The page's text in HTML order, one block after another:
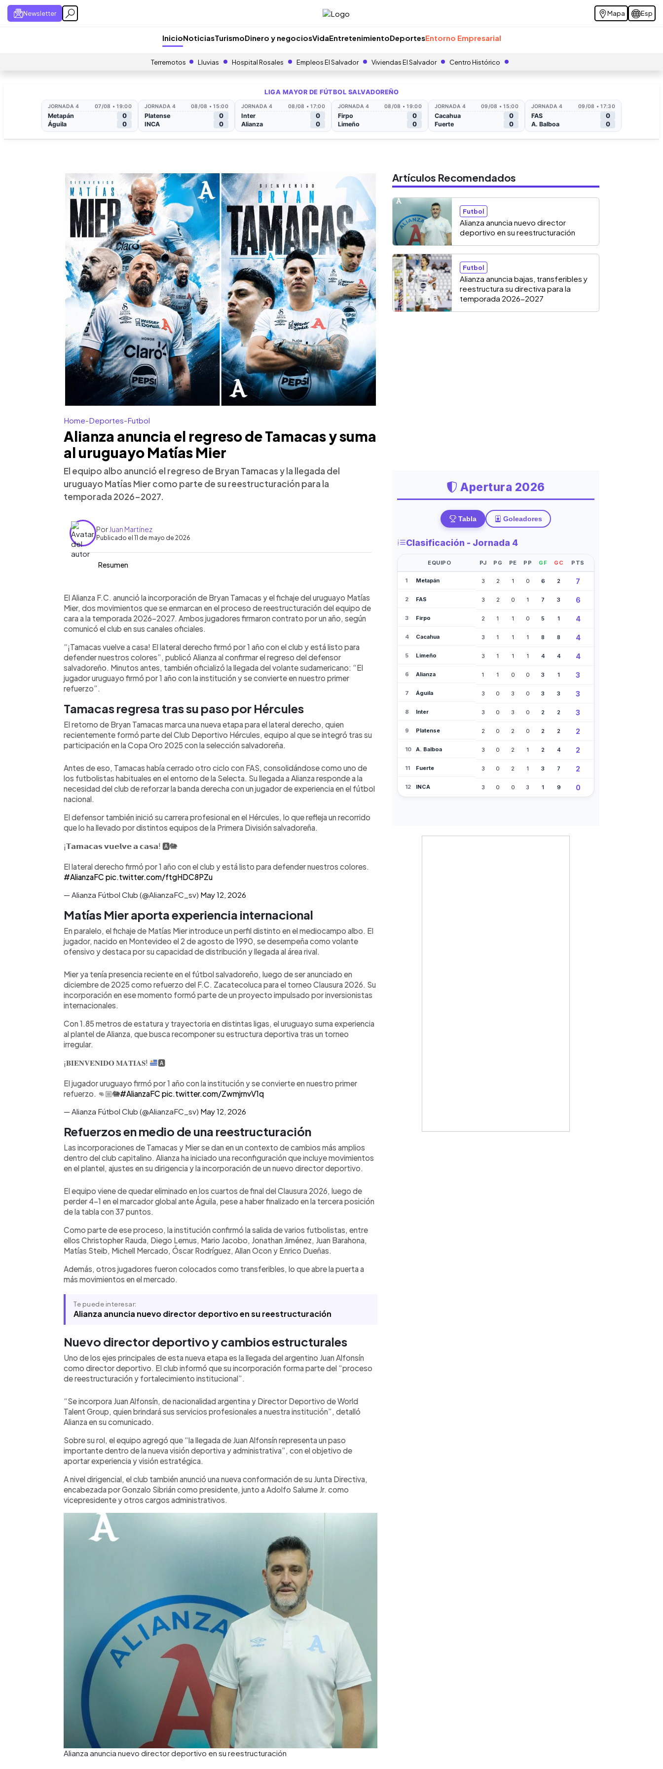
Newsletter Mapa Esp
InicioNoticiasTurismoDinero y negociosVidaEntretenimientoDeportesEntorno Empresarial
Terremotos Lluvias Hospital Rosales Empleos El Salvador Viviendas El Salvador Centro Histórico
Home-Deportes-Futbol
Alianza anuncia el regreso de Tamacas y suma
al uruguayo Matías Mier
El equipo albo anunció el regreso de Bryan Tamacas y la llegada del
uruguayo Matías Mier como parte de su reestructuración para la
temporada 2026-2027.
Por Juan Martínez
Publicado el 11 de mayo de 2026
Resumen
► Escuchar artículo
Alianza F.C. anunció el regreso de Bryan Tamacas y la incorporación del
uruguayo Matías Mier como refuerzos para la temporada 2026-2027.
Ambos jugadores firmaron contrato por un año. Tamacas vuelve tras su
paso por Hércules y su participación con la selección salvadoreña, mientras
nacional. Estos fichajes forman parte de un proceso de reestructuración
del club, que incluye la llegada del director deportivo Juan Alfonsín, cambios
en la directiva y movimientos en el plantel. El equipo busca fortalecer su
proyecto deportivo tras quedar eliminado en el Clausura 2026.
El Alianza F.C. anunció la incorporación de Bryan Tamacas y el fichaje del uruguayo Matías
Mier, dos movimientos que se enmarcan en el proceso de reestructuración del equipo de
cara a la temporada 2026-2027. Ambos jugadores firmaron contrato por un año, según
comunicó el club en sus canales oficiales.
“¡Tamacas vuelve a casa! El lateral derecho firmó por 1 año con el club y está listo para
defender nuestros colores”, publicó Alianza al confirmar el regreso del defensor
salvadoreño. Minutos antes, también oficializó la llegada del volante sudamericano: “El
jugador uruguayo firmó por 1 año con la institución y se convierte en nuestro primer
refuerzo”.
Tamacas regresa tras su paso por Hércules
El retorno de Bryan Tamacas marca una nueva etapa para el lateral derecho, quien
recientemente formó parte del Club Deportivo Hércules, equipo al que se integró tras su
participación en la Copa Oro 2025 con la selección salvadoreña.
Antes de eso, Tamacas había cerrado otro ciclo con FAS, consolidándose como uno de
los futbolistas habituales en el entorno de la Selecta. Su llegada a Alianza responde a la
necesidad del club de reforzar la banda derecha con un jugador de experiencia en el fútbol
nacional.
El defensor también inició su carrera profesional en el Hércules, lo que refleja un recorrido
que lo ha llevado por distintos equipos de la Primera División salvadoreña.
¡𝗧𝗮𝗺𝗮𝗰𝗮𝘀 𝘃𝘂𝗲𝗹𝘃𝗲 𝗮 𝗰𝗮𝘀𝗮! 🅰️🐘
El lateral derecho firmó por 1 año con el club y está listo para defender nuestros colores.
#AlianzaFC pic.twitter.com/ftgHDC8PZu
— Alianza Fútbol Club (@AlianzaFC_sv) May 12, 2026
Matías Mier aporta experiencia internacional
En paralelo, el fichaje de Matías Mier introduce un perfil distinto en el mediocampo albo. El
jugador, nacido en Montevideo el 2 de agosto de 1990, se desempeña como volante
ofensivo y destaca por su capacidad de distribución y llegada al área rival.
Mier ya tenía presencia reciente en el fútbol salvadoreño, luego de ser anunciado en
diciembre de 2025 como refuerzo del F.C. Zacatecoluca para el torneo Clausura 2026. Su
incorporación en ese momento formó parte de un proyecto impulsado por inversionistas
internacionales.
Con 1.85 metros de estatura y trayectoria en distintas ligas, el uruguayo suma experiencia
al plantel de Alianza, que busca recomponer su estructura deportiva tras un torneo
irregular.
¡𝐁𝐈𝐄𝐍𝐕𝐄𝐍𝐈𝐃𝐎 𝐌𝐀𝐓𝐈𝐀𝐒!
🅰️
El jugador uruguayo firmó por 1 año con la institución y se convierte en nuestro primer
refuerzo. 👊🏼🐘#AlianzaFC pic.twitter.com/ZwmjrnvV1q
— Alianza Fútbol Club (@AlianzaFC_sv) May 12, 2026
Refuerzos en medio de una reestructuración
Las incorporaciones de Tamacas y Mier se dan en un contexto de cambios más amplios
dentro del club capitalino. Alianza ha iniciado una reconfiguración que incluye movimientos
en el plantel, ajustes en su dirigencia y la incorporación de un nuevo director deportivo.
El equipo viene de quedar eliminado en los cuartos de final del Clausura 2026, luego de
perder 4-1 en el marcador global ante Águila, pese a haber finalizado en la tercera posición
de la tabla con 37 puntos.
Como parte de ese proceso, la institución confirmó la salida de varios futbolistas, entre
ellos Christopher Rauda, Diego Lemus, Mario Jacobo, Jonathan Jiménez, Juan Barahona,
Matías Steib, Michell Mercado, Óscar Rodríguez, Allan Ocon y Enrico Dueñas.
Además, otros jugadores fueron colocados como transferibles, lo que abre la puerta a
más movimientos en el mercado.
Te puede interesar:
Alianza anuncia nuevo director deportivo en su reestructuración
Nuevo director deportivo y cambios estructurales
Uno de los ejes principales de esta nueva etapa es la llegada del argentino Juan Alfonsín
como director deportivo. El club informó que su incorporación forma parte del “proceso
de reestructuración y fortalecimiento institucional”.
“Se incorpora Juan Alfonsín, de nacionalidad argentina y Director Deportivo de World
Talent Group, quien brindará sus servicios profesionales a nuestra institución”, detalló
Alianza en su comunicado.
Sobre su rol, el equipo agregó que “la llegada de Juan Alfonsín representa un paso
importante dentro de la nueva visión deportiva y administrativa”, con el objetivo de
aportar experiencia y visión estratégica.
A nivel dirigencial, el club también anunció una nueva conformación de su Junta Directiva,
encabezada por Gonzalo Sibrián como presidente, junto a Adolfo Salume Jr. como
vicepresidente y otros cargos administrativos.
Alianza anuncia nuevo director deportivo en su reestructuración
Artículos Recomendados
Futbol
Alianza anuncia nuevo director
deportivo en su reestructuración
Futbol
Alianza anuncia bajas, transferibles y
reestructura su directiva para la
temporada 2026-2027